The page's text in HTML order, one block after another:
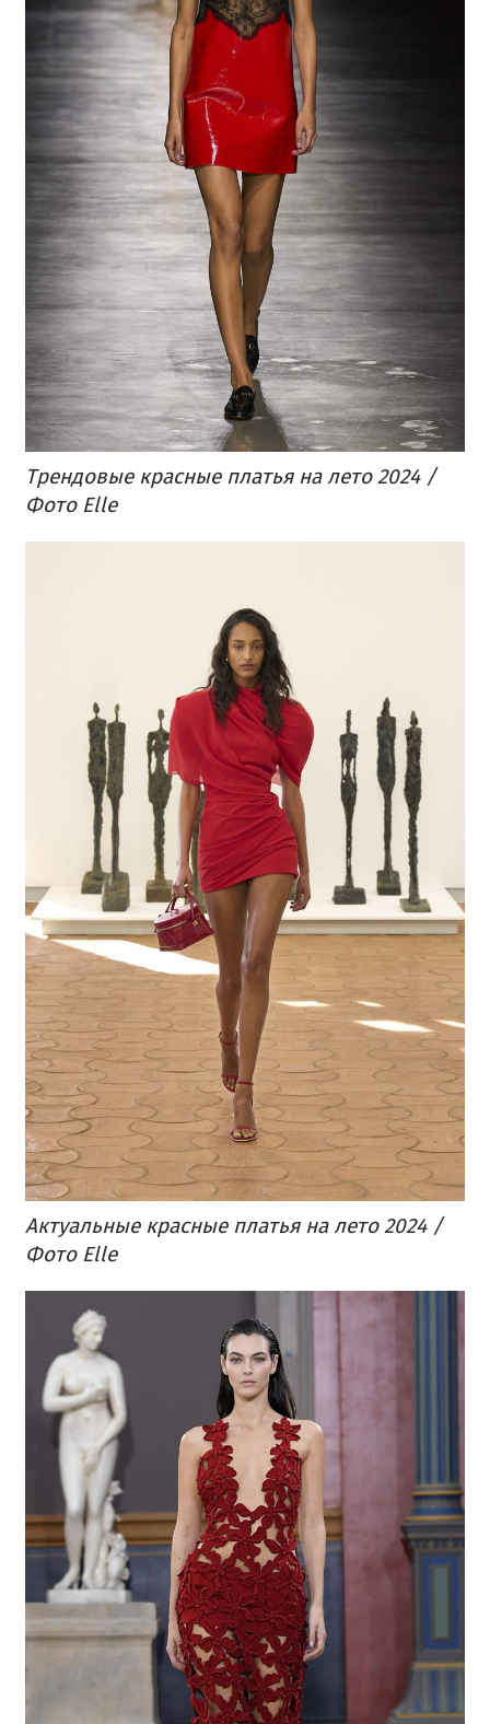
Трендовые красные платья на лето 2024 /
Фото Elle
Актуальные красные платья на лето 2024 /
Фото Elle